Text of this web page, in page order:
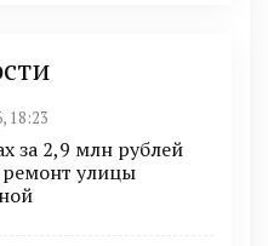
18:23
за 2,9 млн рублей
улицы